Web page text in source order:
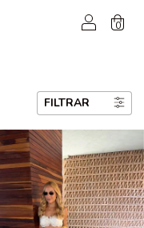
0
FILTRAR